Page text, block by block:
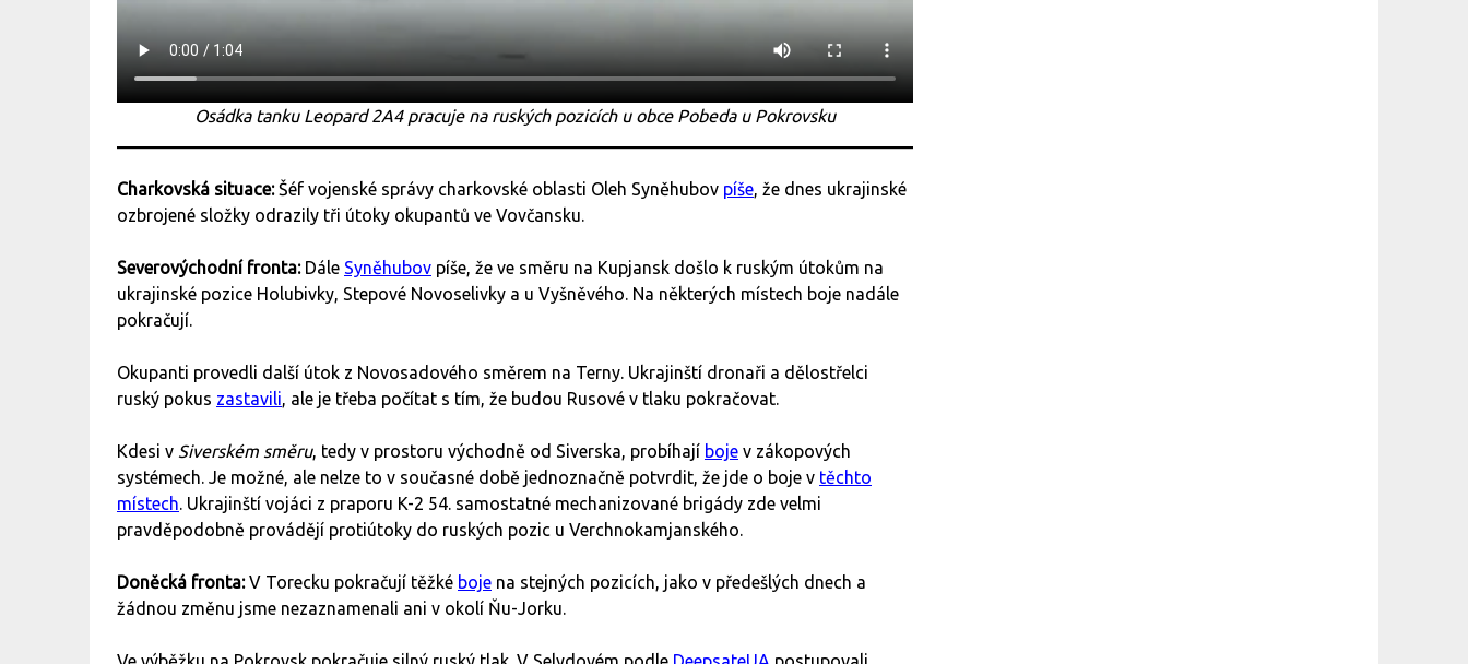
Osádka tanku Leopard 2A4 pracuje na ruských pozicích u obce Pobeda u Pokrovsku
Charkovská situace:Šéf vojenské správy charkovské oblasti Oleh Syněhubov píše, že dnes ukrajinské
ozbrojené složky odrazily tři útoky okupantů ve Vovčansku.
Severovýchodní fronta: Dále Syněhubov píše, že ve směru na Kupjansk došlo k ruským útokům na
ukrajinské pozice Holubivky, Stepové Novoselivky a u Vyšněvého. Na některých místech boje nadále
pokračují.
Okupanti provedli další útok z Novosadového směrem na Terny. Ukrajinští dronaři a dělostřelci
ruský pokus zastavili, ale je třeba počítat s tím, že budou Rusové v tlaku pokračovat.
Kdesi v Siverském směru, tedy v prostoru východně od Siverska, probíhají boje v zákopových
systémech. Je možné, ale nelze to v současné době jednoznačně potvrdit, že jde o boje v těchto
místech. Ukrajinští vojáci z praporu K-2 54. samostatné mechanizované brigády zde velmi
pravděpodobně provádějí protiútoky do ruských pozic u Verchnokamjanského.
Doněcká fronta:V Torecku pokračují těžké boje na stejných pozicích, jako v předešlých dnech a
žádnou změnu jsme nezaznamenali ani v okolí Ňu-Jorku.